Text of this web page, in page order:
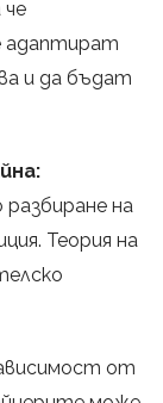
адаптират
и да бъдат
на
Теория на
от